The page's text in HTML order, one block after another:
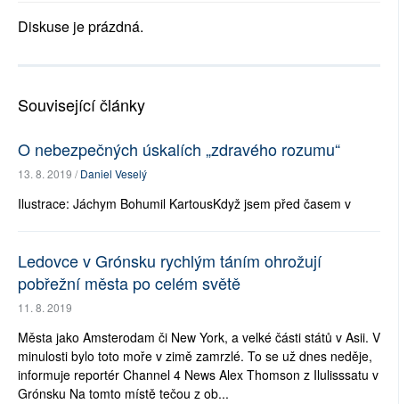
Diskuse je prázdná.
Související články
O nebezpečných úskalích „zdravého rozumu“
13. 8. 2019 /Daniel Veselý
Ilustrace: Jáchym Bohumil KartousKdyž jsem před časem v
Ledovce v Grónsku rychlým táním ohrožují
pobřežní města po celém světě
11. 8. 2019
Města jako Amsterodam či New York, a velké části států v Asii. V
minulosti bylo toto moře v zimě zamrzlé. To se už dnes neděje,
informuje reportér Channel 4 News Alex Thomson z Ilulisssatu v
Grónsku Na tomto místě tečou z ob...